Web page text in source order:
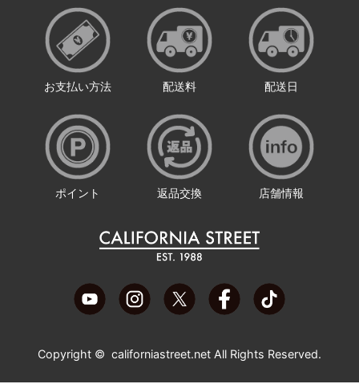
お支払い方法 配送料 配送日
ポイント 返品交換 店舗情報
Copyright © californiastreet.net All Rights Reserved.